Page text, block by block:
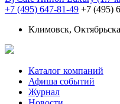
+7 (495) 647-81-49 +7 (495)
Климовск,
Каталог компаний
Афиша событий
Журнал